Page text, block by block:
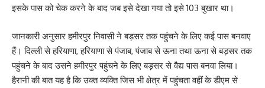
इसके पास को चेक करने के बाद जब इसे देखा गया तो इसे 103 बुखार था।
जानकारी अनुसार हमीरपुर निवासी ने बड़सर तक पहुंचने के लिए कई पास बनवाए
हैं। दिल्ली से हरियाणा, हरियाणा से पंजाब, पंजाब से ऊना तथा ऊना से बड़सर तक
पहुंचने के बाद उसने हमीरपुर पहुंचने के लिए बड़सर से वैद्य पास बनवा लिया।
हैरानी की बात यह है कि उक्त व्यक्ति जिस भी क्षेत्र में पहुंचता वहीं के डीएम से